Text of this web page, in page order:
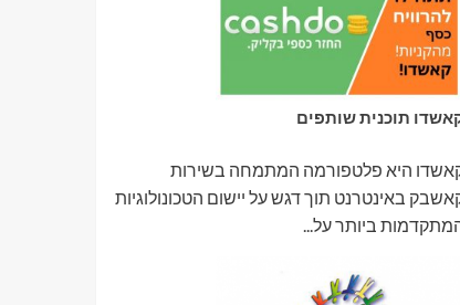
תוכנית שותפים
היא פלטפורמה המתמחה בשירות
באינטרנט תוך דגש על יישום הטכונולוגיות
ביותר על...